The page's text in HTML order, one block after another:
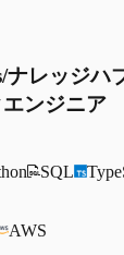
ナレッジハ
ンジニア
SQL
AWS